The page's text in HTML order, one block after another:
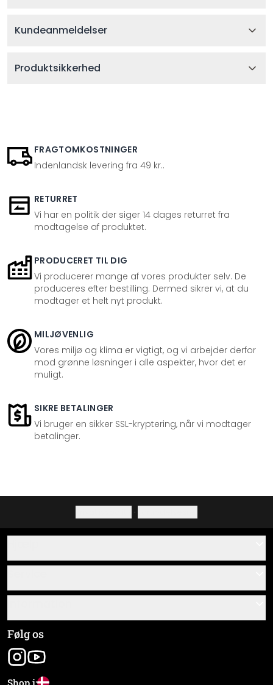
Kundeanmeldelser
Produktsikkerhed
FRAGTOMKOSTNINGER
Indenlandsk levering fra 49 kr..
RETURRET
Vi har en politik der siger 14 dages returret fra
modtagelse af produktet.
PRODUCERET TIL DIG
Vi producerer mange af vores produkter selv. De
produceres efter bestilling. Dermed sikrer vi, at du
modtager et helt nyt produkt.
MILJØVENLIG
Vores miljø og klima er vigtigt, og vi arbejder derfor
mod grønne løsninger i alle aspekter, hvor det er
muligt.
SIKRE BETALINGER
Vi bruger en sikker SSL-kryptering, når vi modtager
betalinger.
·
Om os
Monteringsvejledninger
Materialeoversigt
Pakkesporing
Almindelige forretningsbetingelser
Virksomhedsoplysninger
Følg os
Shop i: